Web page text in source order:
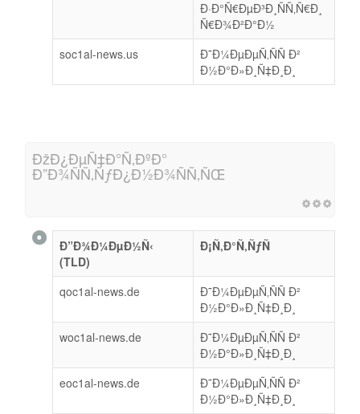
Ð·Ð°Ñ€ÐµÐ³Ð¸ÑÑ‚Ñ€Ð¸
Ñ€Ð¾Ð²Ð°Ð½
soc1al-news.us
Ð˜Ð¼ÐµÐµÑ‚ÑÑ Ð²
Ð½Ð°Ð»Ð¸Ñ‡Ð¸Ð¸
ÐžÐ¿ÐµÑ‡Ð°Ñ‚ÐºÐ°
Ð”Ð¾ÑÑ‚ÑƒÐ¿Ð½Ð¾ÑÑ‚ÑŒ
Ð”Ð¾Ð¼ÐµÐ½Ñ‹
(TLD)
Ð¡Ñ‚Ð°Ñ‚ÑƒÑ
qoc1al-news.de
Ð˜Ð¼ÐµÐµÑ‚ÑÑ Ð²
Ð½Ð°Ð»Ð¸Ñ‡Ð¸Ð¸
woc1al-news.de
Ð˜Ð¼ÐµÐµÑ‚ÑÑ Ð²
Ð½Ð°Ð»Ð¸Ñ‡Ð¸Ð¸
eoc1al-news.de
Ð˜Ð¼ÐµÐµÑ‚ÑÑ Ð²
Ð½Ð°Ð»Ð¸Ñ‡Ð¸Ð¸